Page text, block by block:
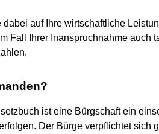
auf Ihre wirtschaftliche
Fall Ihrer Inanspruchnahme auch
ist eine Bürgschaft ein
Der Bürge verpflichtet sich